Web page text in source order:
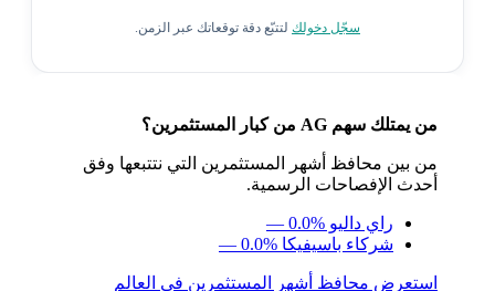
سجّل دخولكلتتبّع دقة توقعاتك عبر الزمن.
من يمتلك سهم AG من كبار المستثمرين؟
من بين محافظ أشهر المستثمرين التي نتتبعها وفق
أحدث الإفصاحات الرسمية.
راي داليو — 0.0%
شركاء باسيفيكا — 0.0%
استعرض محافظ أشهر المستثمرين في العالم